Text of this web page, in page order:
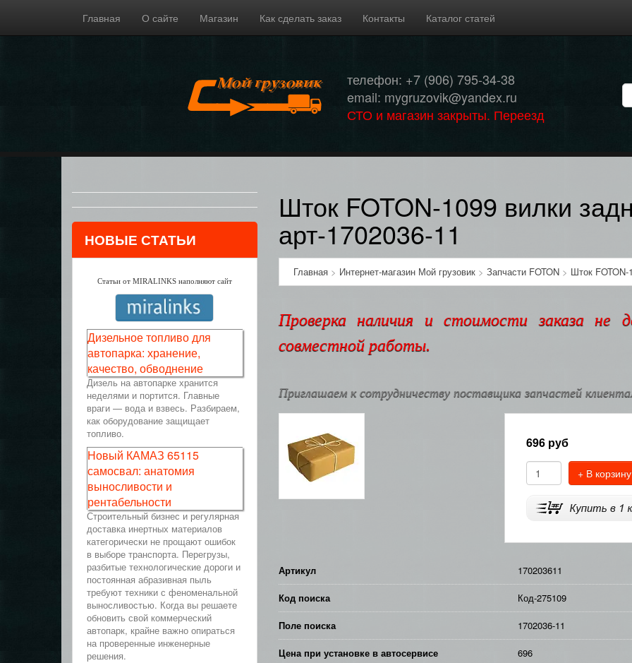
Главная О сайте Магазин Как сделать заказ Контакты Каталог статей
телефон: +7 (906) 795-34-38
email: mygruzovik@yandex.ru
СТО и магазин закрыты. Переезд
Шток FOTON-1099 вилки
арт-1702036-11
Главная> Интернет-магазин Мой грузовик> Запчасти FOTON> Шток FOTON-
Проверка наличия и стоимости заказа не
совместной работы.
Приглашаем к сотрудничеству поставщика запчастей
696руб
+ В корзину
Артикул 170203611
Код поиска Код-275109
Поле поиска 1702036-11
Цена при установке в автосервисе 696
НОВЫЕ СТАТЬИ
Статьи от MIRALINKS наполняют сайт
Дизельное топливо для
автопарка: хранение,
качество, обводнение
Дизель на автопарке хранится
неделями и портится. Главные
враги — вода и взвесь. Разбираем,
как оборудование защищает
топливо.
Новый КАМАЗ 65115
самосвал: анатомия
выносливости и
рентабельности
Строительный бизнес и регулярная
доставка инертных материалов
категорически не прощают ошибок
в выборе транспорта. Перегрузы,
разбитые технологические дороги и
постоянная абразивная пыль
требуют техники с феноменальной
выносливостью. Когда вы решаете
обновить свой коммерческий
автопарк, крайне важно опираться
на проверенные инженерные
решения.